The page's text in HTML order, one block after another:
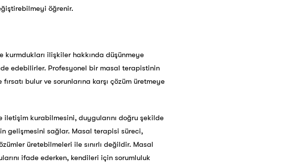
öğrenir.
kurmdukları ilişkiler hakkında düşünmeye
edebilirler. Profesyonel bir masal terapistinin
bulur ve sorunlarına karşı çözüm üretmeye
iletişim kurabilmesini, duygularını doğru şekilde
gelişmesini sağlar. Masal terapisi süreci,
üretebilmeleri ile sınırlı değildir. Masal
ifade ederken, kendileri için sorumluluk